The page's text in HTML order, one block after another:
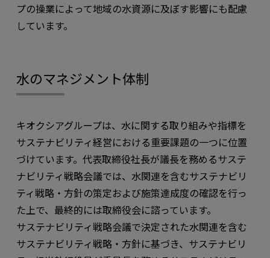
プの操業によって地域の水資源に及ぼす影響にも配慮
しています。
水のマネジメント体制
キオクシアグループは、水に関する取り組みや指標を
サステナビリティ経営における重要課題の一つに位置
づけています。代表取締役社長が議長を務めるサステ
ナビリティ戦略会議では、水関連を含むサステナビリ
ティ戦略・方針の策定および施策達成度の確認を行っ
た上で、最終的には取締役会に諮っています。
サステナビリティ戦略会議で決定された水関連を含む
サステナビリティ戦略・方針に基づき、サステナビリ